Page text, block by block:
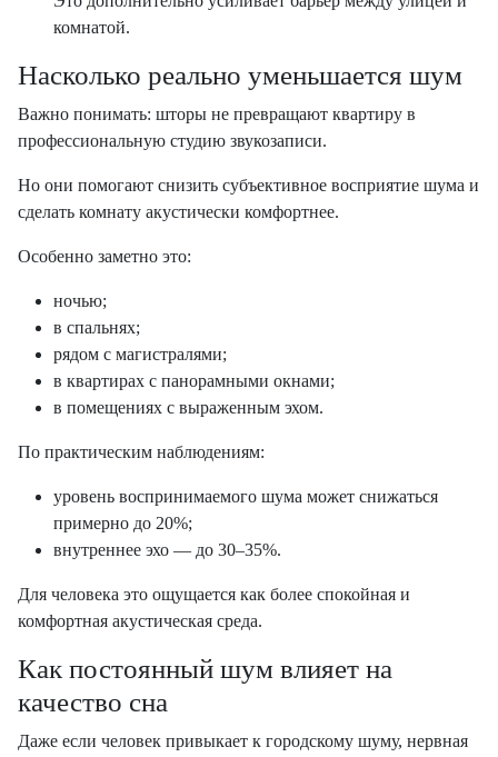
комнатой.
Насколько реально уменьшается шум
Важно понимать: шторы не превращают квартиру в
профессиональную студию звукозаписи.
Но они помогают снизить субъективное восприятие шума и
сделать комнату акустически комфортнее.
Особенно заметно это:
ночью;
в спальнях;
рядом с магистралями;
в квартирах с панорамными окнами;
в помещениях с выраженным эхом.
По практическим наблюдениям:
уровень воспринимаемого шума может снижаться
примерно до 20%;
внутреннее эхо — до 30–35%.
Для человека это ощущается как более спокойная и
комфортная акустическая среда.
Как постоянный шум влияет на
качество сна
Даже если человек привыкает к городскому шуму, нервная